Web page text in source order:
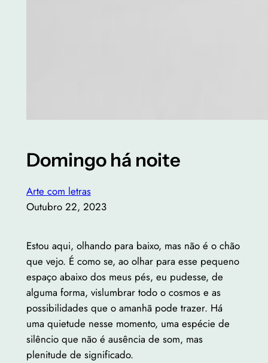
Domingo há noite
Arte com letras
Outubro 22, 2023
Estou aqui, olhando para baixo, mas não é o chão
que vejo. É como se, ao olhar para esse pequeno
espaço abaixo dos meus pés, eu pudesse, de
alguma forma, vislumbrar todo o cosmos e as
possibilidades que o amanhã pode trazer. Há
uma quietude nesse momento, uma espécie de
silêncio que não é ausência de som, mas
plenitude de significado.